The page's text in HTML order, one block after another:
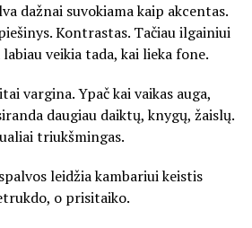
dažnai suvokiama kaip akcentas.
Kontrastas. Tačiau ilgainiui
veikia tada, kai lieka fone.
vargina. Ypač kai vaikas auga,
daugiau daiktų, knygų, žaislų.
triukšmingas.
leidžia kambariui keistis
o prisitaiko.